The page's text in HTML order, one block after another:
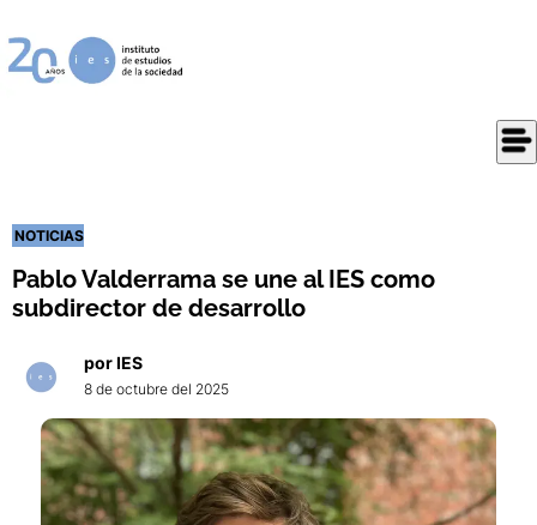
NOTICIAS
Pablo Valderrama se une al IES como
subdirector de desarrollo
porIES
8 de octubre del 2025